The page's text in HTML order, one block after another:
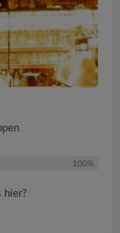
100%
hier?